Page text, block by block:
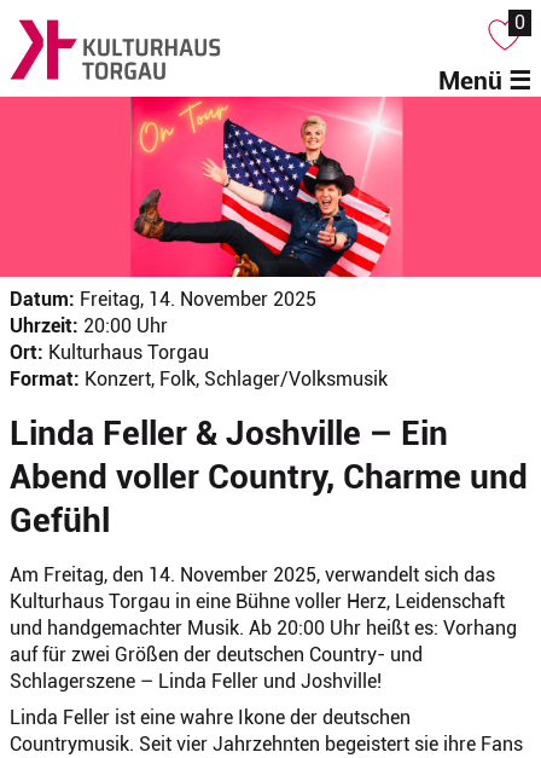
0
Menü ☰
Datum: Freitag, 14. November 2025
Uhrzeit: 20:00 Uhr
Ort: Kulturhaus Torgau
Format: Konzert, Folk, Schlager/Volksmusik
Linda Feller & Joshville – Ein
Abend voller Country, Charme und
Gefühl
Am Freitag, den 14. November 2025, verwandelt sich das
Kulturhaus Torgau in eine Bühne voller Herz, Leidenschaft
und handgemachter Musik. Ab 20:00 Uhr heißt es: Vorhang
auf für zwei Größen der deutschen Country- und
Schlagerszene – Linda Feller und Joshville!
Linda Feller ist eine wahre Ikone der deutschen
Countrymusik. Seit vier Jahrzehnten begeistert sie ihre Fans